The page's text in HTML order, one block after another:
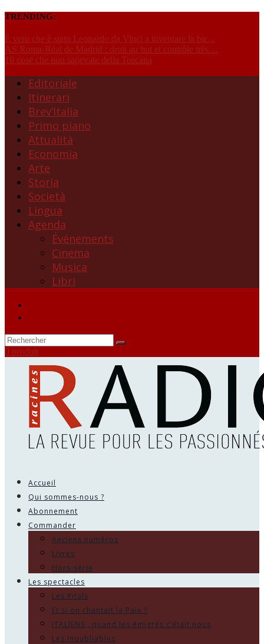
TRENDING:
È vero che è stato Leonardo da Vinci a inventare la bic...
AS Roma-Réal de Madrid : droit au but et contrôle très ...
10 cose che non sapevate della Toscana
Editoriale
Itinerari
Brev’Italia
Primo piano
Attualità
Economia
Arte
Storia
Società
Lingua
Agenda
Événements
Cinema
Musica
Libri
0 produit
Accueil
Qui sommes-nous ?
Abonnement
Commander
Anciens numéros
Livres
Hors-série
Les spectacles
Les Ritals
Et si on chantait la Paix ?
ITALIENS , quand les émigrés c’était nous
Les Inoubliables